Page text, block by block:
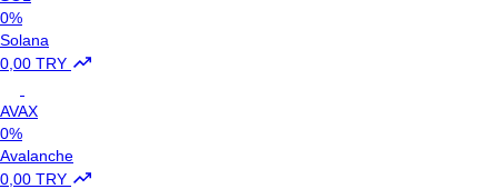
0%
Solana
0,00 TRY
AVAX
0%
Avalanche
0,00 TRY